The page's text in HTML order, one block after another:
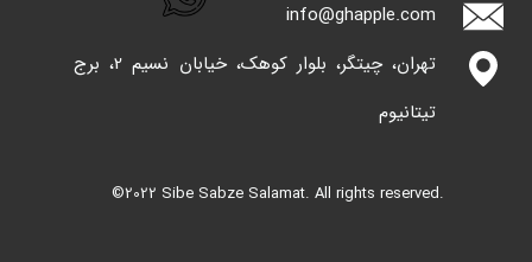
©2022 Sibe Sabze Salamat. All rights reserved.
info@ghappl​​​​​​​e.com
تهران، چیتگر، بلوار کوهک، خیابان نسیم 2، برج
تیتانیوم